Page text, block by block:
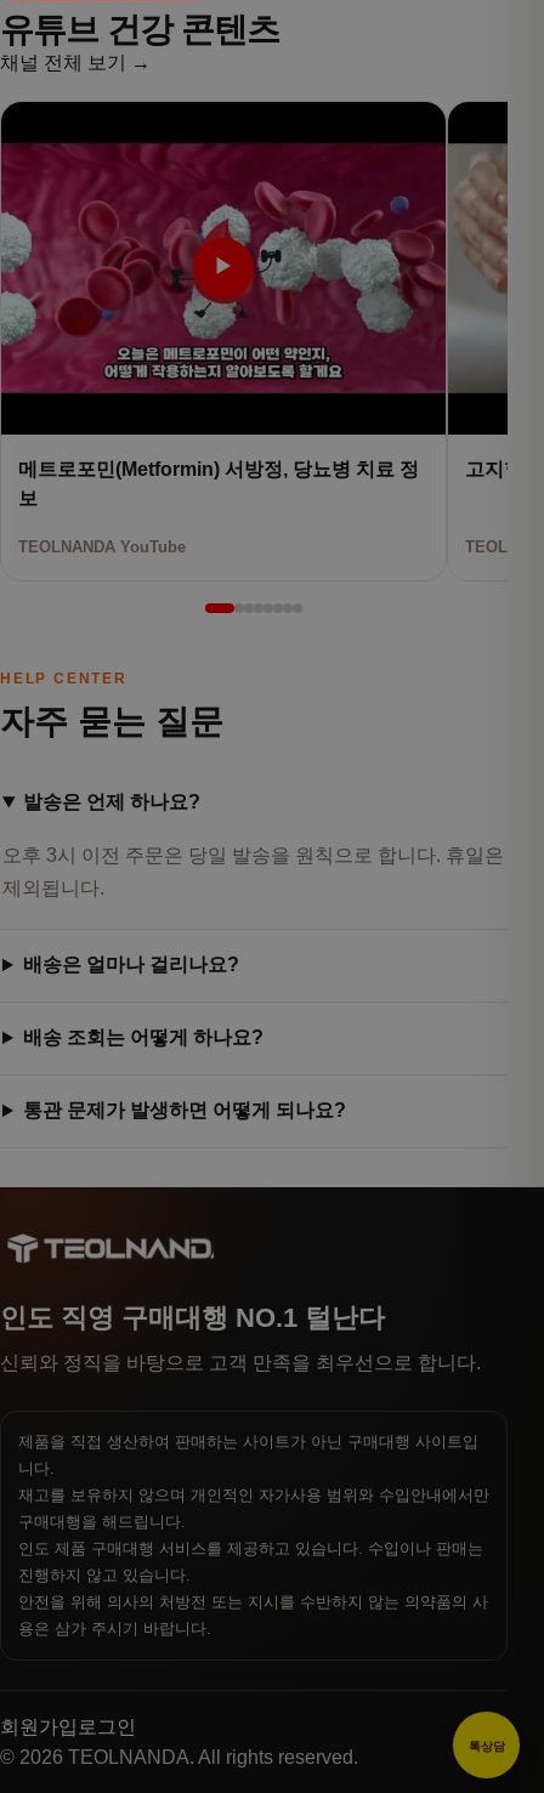
톡상담
유튜브 건강 콘텐츠
채널 전체 보기 →
▶
메트로포민(Metformin) 서방정, 당뇨병 치료 정
보
TEOLNANDA YouTube
고지혈
HELP CENTER
자주 묻는 질문
발송은 언제 하나요?
오후 3시 이전 주문은 당일 발송을 원칙으로 합니다. 휴일은
제외됩니다.
배송은 얼마나 걸리나요?
배송 조회는 어떻게 하나요?
통관 문제가 발생하면 어떻게 되나요?
인도 직영 구매대행 NO.1 털난다
신뢰와 정직을 바탕으로 고객 만족을 최우선으로 합니다.
제품을 직접 생산하여 판매하는 사이트가 아닌 구매대행 사이트입
니다.
재고를 보유하지 않으며 개인적인 자가사용 범위와 수입안내에서만
구매대행을 해드립니다.
인도 제품 구매대행 서비스를 제공하고 있습니다. 수입이나 판매는
진행하지 않고 있습니다.
안전을 위해 의사의 처방전 또는 지시를 수반하지 않는 의약품의 사
용은 삼가 주시기 바랍니다.
회원가입 로그인
© 2026 TEOLNANDA. All rights reserved.